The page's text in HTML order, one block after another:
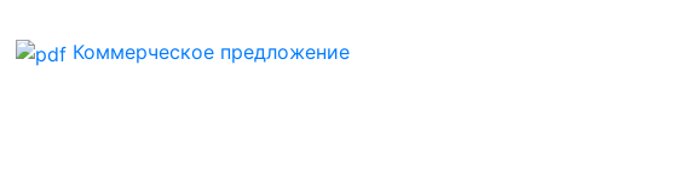
Коммерческое предложение